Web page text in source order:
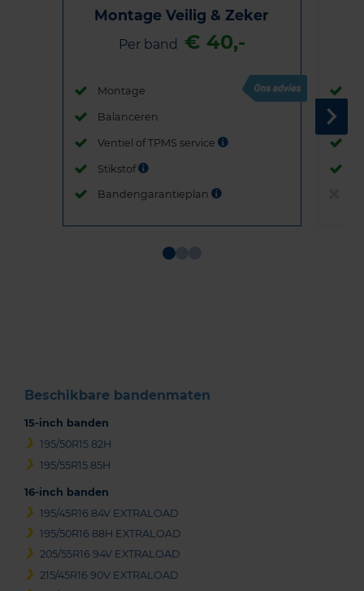
Montage Veilig & Zeker
Per band € 40,-
Montage
Balanceren
Ventiel of TPMS service
Stikstof
Bandengarantieplan
Beschikbare bandenmaten
15-inch banden
195/50R15 82H
195/55R15 85H
16-inch banden
195/45R16 84V EXTRALOAD
195/50R16 88H EXTRALOAD
205/55R16 94V EXTRALOAD
215/45R16 90V EXTRALOAD